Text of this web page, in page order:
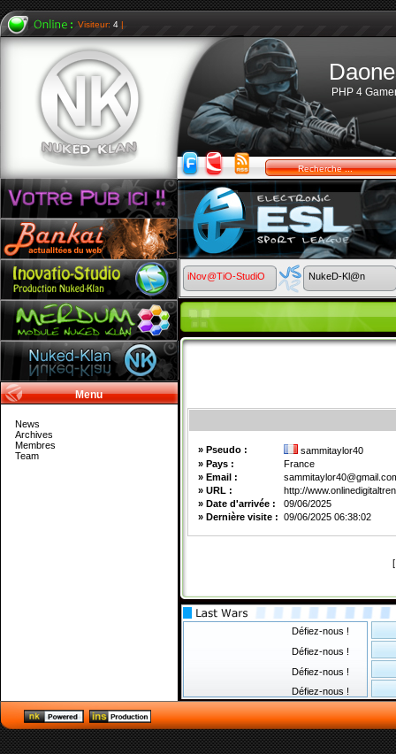
Visiteur: 4 |
PHP 4
Menu
News
Archives
Membres
Team
iNov@TiO-StudiO NukeD-Kl@n
» Pseudo :
sammitaylor40
» Pays :
France
» Email :
» URL :
http://
» Date d'arrivée :
09/06/2025
» Dernière visite : 09/06/2025 06:38:02
Défiez-nous !
Défiez-nous !
Défiez-nous !
Défiez-nous !